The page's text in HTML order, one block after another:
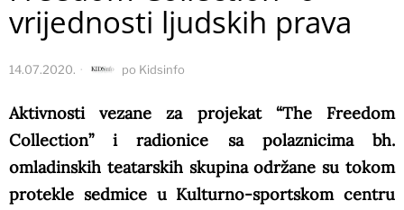
vrijednosti ljudskih prava
14.07.2020. po Kidsinfo
Aktivnosti vezane za projekat “The Freedom
Collection” i radionice sa polaznicima bh.
omladinskih teatarskih skupina održane su tokom
protekle sedmice u Kulturno-sportskom centru